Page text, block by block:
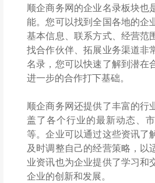
顺企商务网的企业名录板块也
能。您可以找到全国各地的企
基本信息、联系方式、经营范
找合作伙伴、拓展业务渠道非
名录，您可以快速了解到潜在
进一步的合作打下基础。
顺企商务网还提供了丰富的行
盖了各个行业的最新动态、
等。企业可以通过这些资讯了
及时调整自己的经营策略，以
业资讯也为企业提供了学习和
企业的创新和发展。